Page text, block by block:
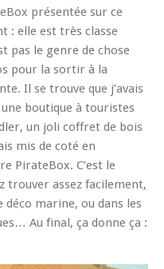
présentée sur ce
: elle est très classe
pas le genre de chose
pour la sortir à la
Il se trouve que j’avais
boutique à touristes
un joli coffret de bois
mis de coté en
PirateBox. C’est le
trouver assez facilement,
déco marine, ou dans les
Au final, ça donne ça :